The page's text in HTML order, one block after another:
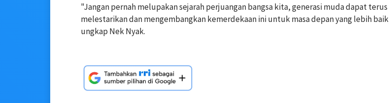
"Jangan pernah melupakan sejarah perjuangan bangsa kita, generasi muda dapat terus
melestarikan dan mengembangkan kemerdekaan ini untuk masa depan yang lebih
ungkap Nek Nyak.